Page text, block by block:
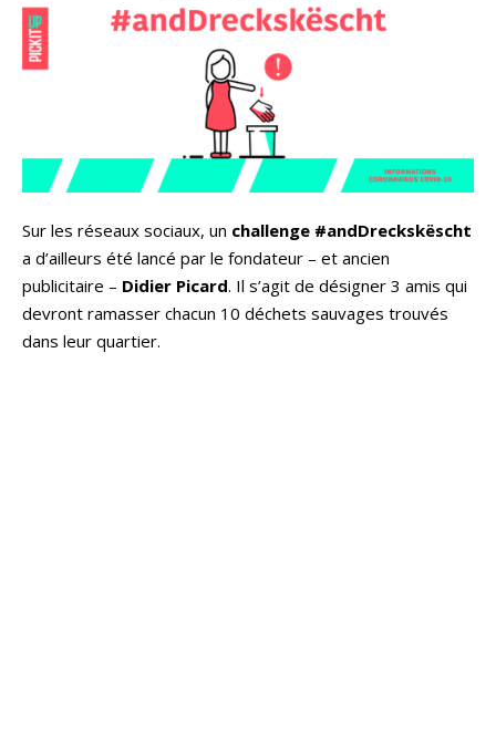
Sur les réseaux sociaux, un challenge #andDreckskëscht
a d’ailleurs été lancé par le fondateur – et ancien
publicitaire – Didier Picard. Il s’agit de désigner 3 amis qui
devront ramasser chacun 10 déchets sauvages trouvés
dans leur quartier.